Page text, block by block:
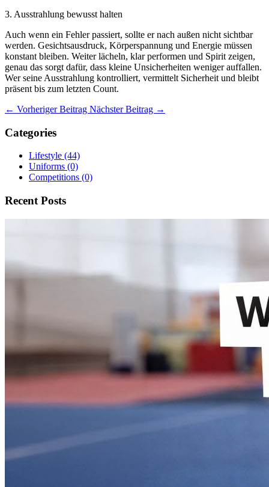
3. Ausstrahlung bewusst halten
Auch wenn ein Fehler passiert, sollte er nach außen nicht sichtbar
werden. Gesichtsausdruck, Körperspannung und Energie müssen
konstant bleiben. Weiter lächeln, klar performen und Spirit zeigen,
genau das sorgt dafür, dass kleine Unsicherheiten weniger auffallen.
Wer seine Ausstrahlung kontrolliert, vermittelt Sicherheit und bleibt
präsent bis zum letzten Count.
← Vorheriger Beitrag Nächster Beitrag →
Categories
Lifestyle (44)
Uniforms (0)
Competitions (0)
Recent Posts